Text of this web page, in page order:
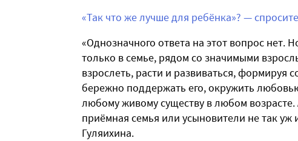
«Так что же лучше для ребёнка»? —
«Однозначного ответа на этот вопрос нет.
только в семье, рядом со значимыми
взрослеть, расти и развиваться, формируя
бережно поддержать его, окружить
любому живому существу в любом
приёмная семья или усыновители не так
Гуляихина.